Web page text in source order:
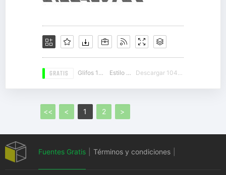
GRATIS Glifos 105 Estilo 18 Descargar 10473
<< < 1 2 >
Fuentes Gratis Términos y condiciones